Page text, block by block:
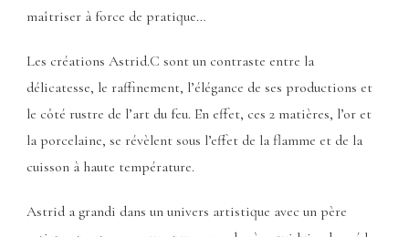
maîtriser à force de pratique…
Les créations Astrid.C sont un contraste entre la
délicatesse, le raffinement, l’élégance de ses productions et
le côté rustre de l’art du feu. En effet, ces 2 matières, l’or et
la porcelaine, se révèlent sous l’effet de la flamme et de la
cuisson à haute température.
Astrid a grandi dans un univers artistique avec un père